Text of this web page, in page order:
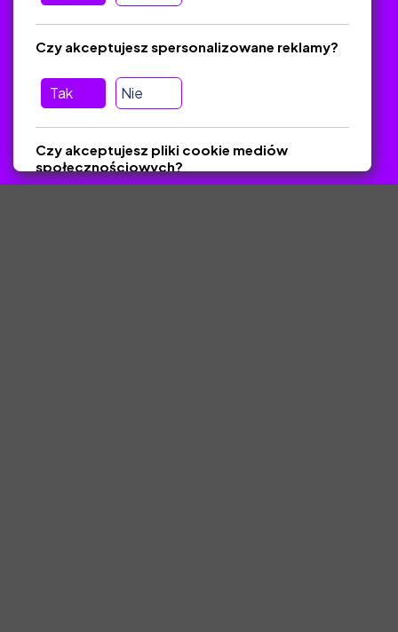
Pomoc
wiadomość nie trafiła do folderu SPAM)
Materiały chronione Prawem Autorskim.
Tak Nie
Czy akceptujesz spersonalizowane reklamy?
Czy akceptujesz pliki cookie mediów
społecznościowych?